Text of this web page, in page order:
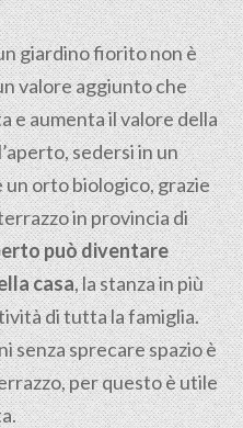
giardino fiorito non è
valore aggiunto che
e aumenta il valore della
sedersi in un
orto biologico, grazie
in provincia di
può diventare
casa, la stanza in più
di tutta la famiglia.
senza sprecare spazio è
per questo è utile